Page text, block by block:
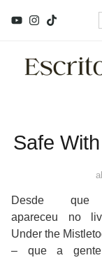
Safe
Desde que
apareceu no
Under the
– que a